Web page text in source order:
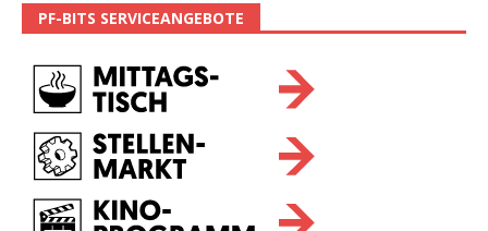
PF-BITS SERVICEANGEBOTE